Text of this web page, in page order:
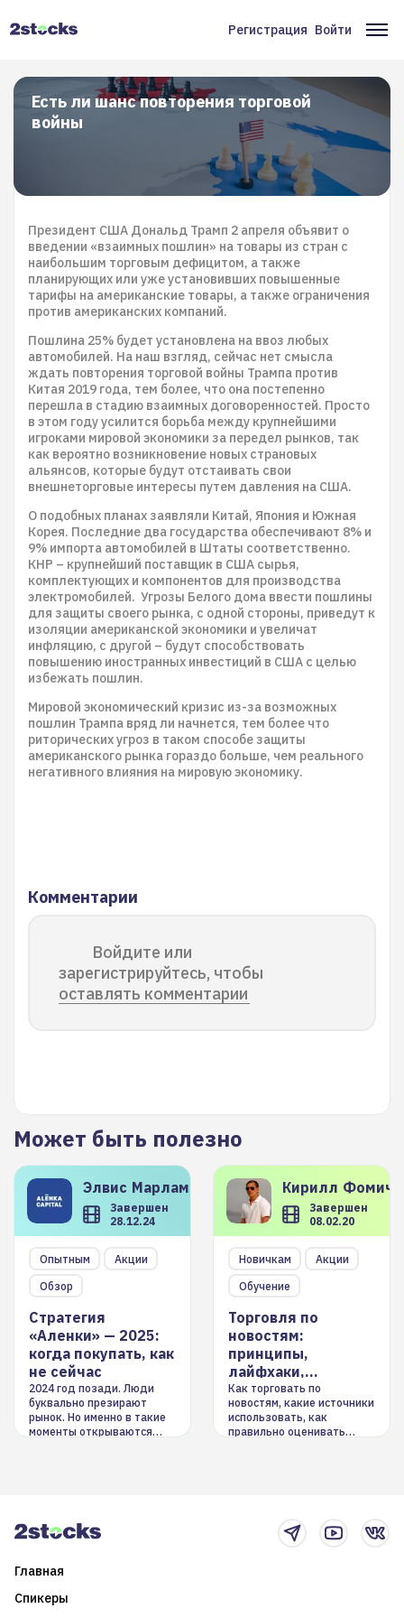
Меню
учётной
записи
пользователя
Регистрация Войти
Есть ли шанс повторения торговой
войны
Президент США Дональд Трамп 2 апреля объявит о
введении «взаимных пошлин» на товары из стран с
наибольшим торговым дефицитом, а также
планирующих или уже установивших повышенные
тарифы на американские товары, а также ограничения
против американских компаний.
Пошлина 25% будет установлена на ввоз любых
автомобилей. На наш взгляд, сейчас нет смысла
ждать повторения торговой войны Трампа против
Китая 2019 года, тем более, что она постепенно
перешла в стадию взаимных договоренностей. Просто
в этом году усилится борьба между крупнейшими
игроками мировой экономики за передел рынков, так
как вероятно возникновение новых страновых
альянсов, которые будут отстаивать свои
внешнеторговые интересы путем давления на США.
О подобных планах заявляли Китай, Япония и Южная
Корея. Последние два государства обеспечивают 8% и
9% импорта автомобилей в Штаты соответственно.
КНР – крупнейший поставщик в США сырья,
комплектующих и компонентов для производства
электромобилей. Угрозы Белого дома ввести пошлины
для защиты своего рынка, с одной стороны, приведут к
изоляции американской экономики и увеличат
инфляцию, с другой – будут способствовать
повышению иностранных инвестиций в США с целью
избежать пошлин.
Мировой экономический кризис из-за возможных
пошлин Трампа вряд ли начнется, тем более что
риторических угроз в таком способе защиты
американского рынка гораздо больше, чем реального
негативного влияния на мировую экономику.
Комментарии
Войдите или
зарегистрируйтесь, чтобы
оставлять комментарии
Может быть полезно
Элвис Марламов
Завершен
28.12.24
Опытным
Акции
Обзор
Стратегия
«Аленки» — 2025:
когда покупать, как
не сейчас
2024 год позади. Люди
буквально презирают
рынок. Но именно в такие
моменты открываются
Кирилл
Завершен
08.02.20
Новичкам
Акции
Обучение
Торговля по
новостям:
принципы,
лайфхаки,
инструменты
Как торговать по
новостям, какие источники
использовать, как
правильно оценивать
Главная
Спикеры